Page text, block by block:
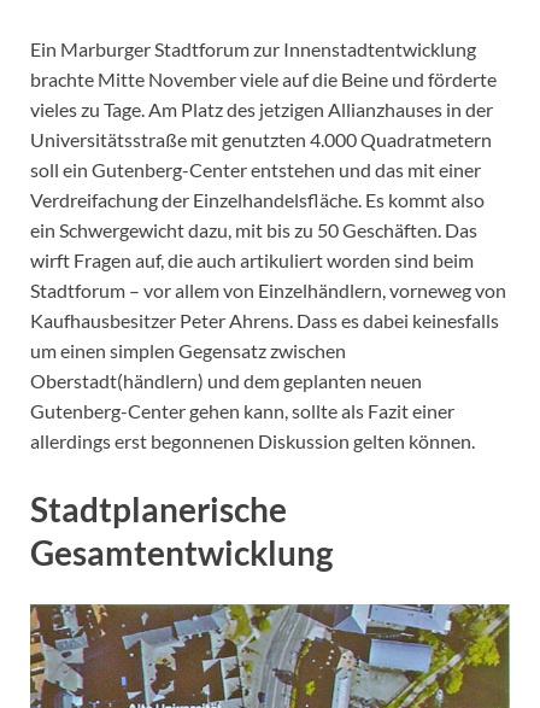
Ein Marburger Stadtforum zur Innenstadtentwicklung
brachte Mitte November viele auf die Beine und förderte
vieles zu Tage. Am Platz des jetzigen Allianzhauses in der
Universitätsstraße mit genutzten 4.000 Quadratmetern
soll ein Gutenberg-Center entstehen und das mit einer
Verdreifachung der Einzelhandelsfläche. Es kommt also
ein Schwergewicht dazu, mit bis zu 50 Geschäften. Das
wirft Fragen auf, die auch artikuliert worden sind beim
Stadtforum – vor allem von Einzelhändlern, vorneweg von
Kaufhausbesitzer Peter Ahrens. Dass es dabei keinesfalls
um einen simplen Gegensatz zwischen
Oberstadt(händlern) und dem geplanten neuen
Gutenberg-Center gehen kann, sollte als Fazit einer
allerdings erst begonnenen Diskussion gelten können.
Stadtplanerische
Gesamtentwicklung